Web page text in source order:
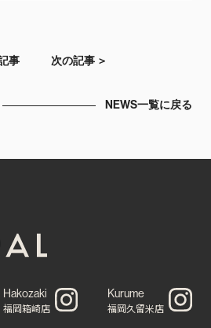
事 次の記事 ＞
NEWS一覧に戻る
Hakozaki
福岡箱崎店
Kurume
福岡久留米店